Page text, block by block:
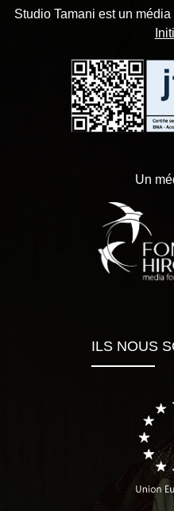
Studio Tamani est un
Un
ILS NOUS